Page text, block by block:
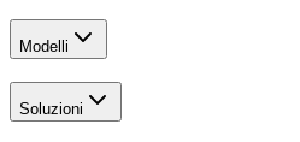
Modelli
Soluzioni